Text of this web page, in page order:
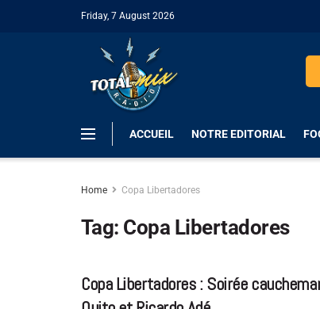
Friday, 7 August 2026
ACCUEIL NOTRE EDITORIAL
Home Copa Libertadores
Tag: Copa Libertadores
Copa Libertadores : Soirée